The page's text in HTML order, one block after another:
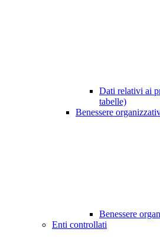
Dati relativi ai
tabelle)
Benessere
Benessere
Enti controllati